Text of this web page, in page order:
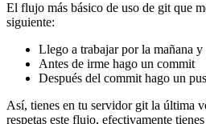
El flujo más básico de uso de git que
siguiente:
Llego a trabajar por la mañana y
Antes de irme hago un commit
Después del commit hago un
Así, tienes en tu servidor git la última
respetas este flujo, efectivamente